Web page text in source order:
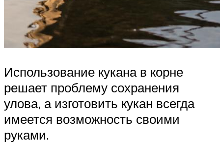
Использование кукана в корне
решает проблему сохранения
улова, а изготовить кукан всегда
имеется возможность своими
руками.